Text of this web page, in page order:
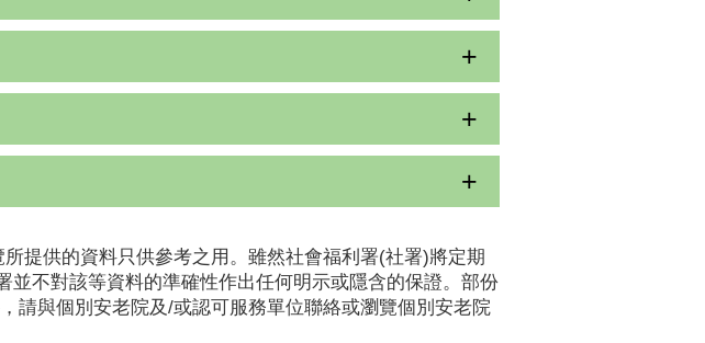
提供的資料只供參考之用。雖然社會福利署(社署)將定期
不對該等資料的準確性作出任何明示或隱含的保證。部份
請與個別安老院及/或認可服務單位聯絡或瀏覽個別安老院